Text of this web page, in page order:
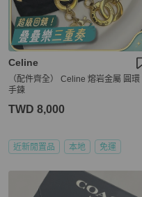
Celine
（配件齊全） Celine 熔岩金屬 圓環
手鍊
TWD 8,000
近新閒置品 本地 免運